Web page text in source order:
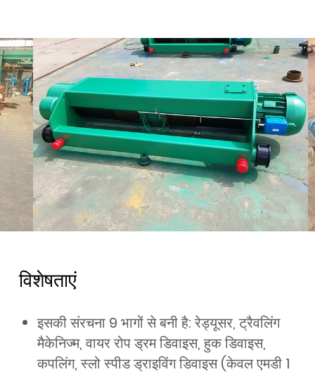
विशेषताएं
इसकी संरचना 9 भागों से बनी है: रेड्यूसर, ट्रैवलिंग
मैकेनिज्म, वायर रोप ड्रम डिवाइस, हुक डिवाइस,
कपलिंग, स्लो स्पीड ड्राइविंग डिवाइस (केवल एमडी 1